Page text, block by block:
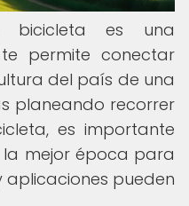
bicicleta es una
permite conectar
del país de una
planeando recorrer
es importante
mejor época para
aplicaciones pueden